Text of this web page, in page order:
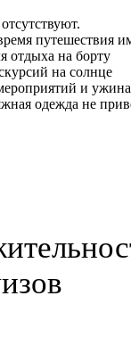
путешествия
отдыха на борту
на солнце
и ужина
одежда не